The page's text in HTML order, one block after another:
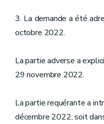
3. La demande a été
octobre 2022.
La partie adverse a
29 novembre 2022.
La partie requérante a
décembre 2022, soit